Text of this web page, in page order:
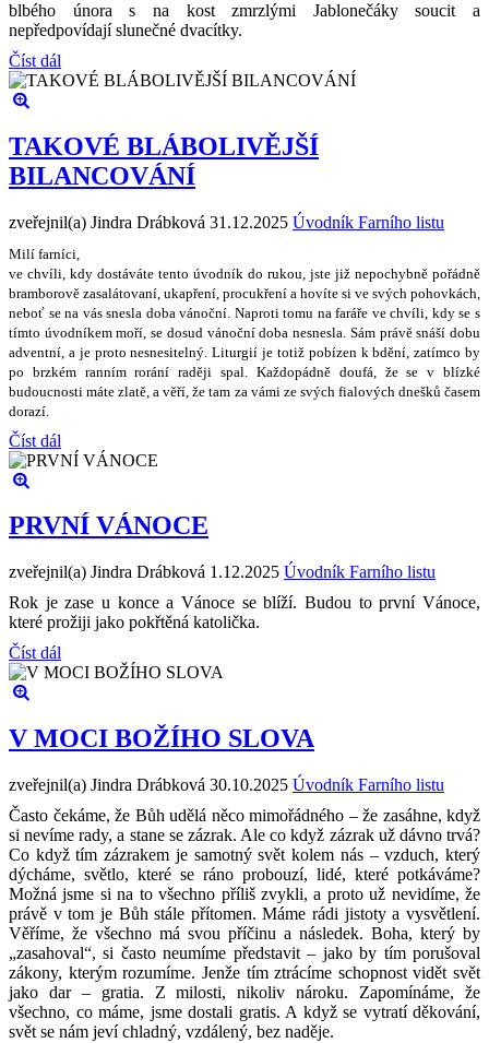
blbého února s na kost zmrzlými Jablonečáky soucit a
nepředpovídají slunečné dvacítky.
Číst dál
TAKOVÉ BLÁBOLIVĚJŠÍ
BILANCOVÁNÍ
zveřejnil(a) Jindra Drábková 31.12.2025 Úvodník Farního listu
Milí farníci,
ve chvíli, kdy dostáváte tento úvodník do rukou, jste již nepochybně pořádně
bramborově zasalátovaní, ukapření, procukření a hovíte si ve svých pohovkách,
neboť se na vás snesla doba vánoční. Naproti tomu na faráře ve chvíli, kdy se s
tímto úvodníkem moří, se dosud vánoční doba nesnesla. Sám právěsnáší dobu
adventní, a je proto nesnesitelný . Liturgií je totiž pobízen k bdění, zatímco by
po brzkém ranním rorání raději spal. Každopádně doufá, že se v blízké
budoucnosti máte zlatě , a věří,že tam za vámi ze svých fialových dnešků časem
dorazí.
Číst dál
PRVNÍ VÁNOCE
zveřejnil(a) Jindra Drábková 1.12.2025 Úvodník Farního listu
Rok je zase u konce a Vánoce se blíží. Budou to první Vánoce,
které prožiji jako pokřtěná katolička.
Číst dál
V MOCI BOŽÍHO SLOVA
zveřejnil(a) Jindra Drábková 30.10.2025 Úvodník Farního listu
Často čekáme, že Bůh udělá něco mimořádného – že zasáhne, když
si nevíme rady, a stane se zázrak. Ale co když zázrak už dávno trvá?
Co když tím zázrakem je samotný svět kolem nás – vzduch, který
dýcháme, světlo, které se ráno probouzí, lidé, které potkáváme?
Možná jsme si na to všechno příliš zvykli, a proto už nevidíme, že
právě v tom je Bůh stále přítomen. Máme rádi jistoty a vysvětlení.
Věříme, že všechno má svou příčinu a následek. Boha, který by
„zasahoval“, si často neumíme představit – jako by tím porušoval
zákony, kterým rozumíme. Jenže tím ztrácíme schopnost vidět svět
jako dar – gratia. Z milosti, nikoliv nároku. Zapomínáme, že
všechno, co máme, jsme dostali gratis. A když se vytratí děkování,
svět se nám jeví chladný, vzdálený, bez naděje.